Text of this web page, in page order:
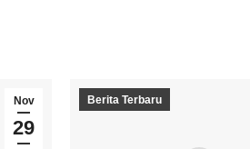
Nov
29
Berita Terbaru